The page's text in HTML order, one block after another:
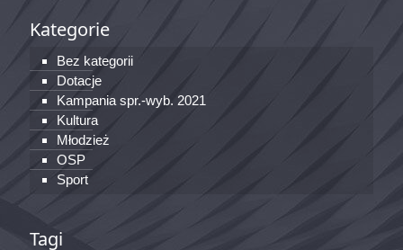
Kategorie
Bez kategorii
Dotacje
Kampania spr.-wyb. 2021
Kultura
Młodzież
OSP
Sport
Tagi